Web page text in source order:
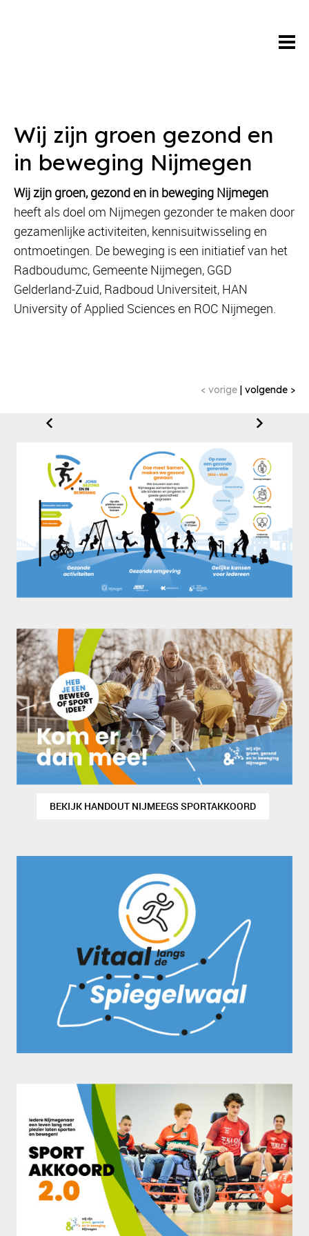
Wij zijn groen gezond en
in beweging Nijmegen
Wij zijn groen, gezond en in beweging Nijmegen
heeft als doel om Nijmegen gezonder te maken door
gezamenlijke activiteiten, kennisuitwisseling en
ontmoetingen. De beweging is een initiatief van het
Radboudumc, Gemeente Nijmegen, GGD
Gelderland-Zuid, Radboud Universiteit, HAN
University of Applied Sciences en ROC Nijmegen.
< vorige | volgende >
BEKIJK HANDOUT NIJMEEGS SPORTAKKOORD